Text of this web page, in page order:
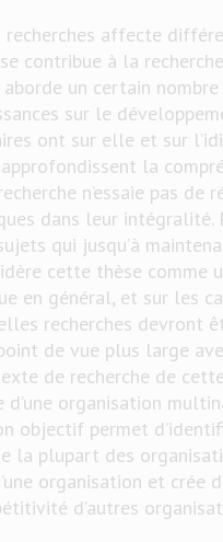
affecte
contribue à la
un certain
sur le
ont sur elle et sur
la
n’essaie pas
dans leur
qui jusqu’à
cette thèse
en général, et sur les
recherches devront
de vue plus large
de recherche de
d’une organisation
objectif permet
la plupart des
organisation et
d’autres